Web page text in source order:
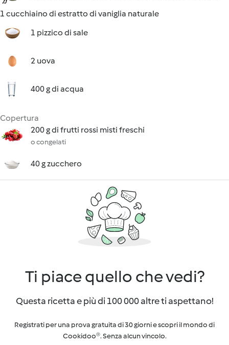
1 cucchiaino di estratto di vaniglia naturale
1 pizzico di sale
2 uova
400 g di acqua
Copertura
200 g di frutti rossi misti freschi
o congelati
40 g zucchero
Ti piace quello che vedi?
Questa ricetta e più di 100 000 altre ti aspettano!
Registrati per una prova gratuita di 30 giorni e scopri il mondo di
Cookidoo®. Senza alcun vincolo.